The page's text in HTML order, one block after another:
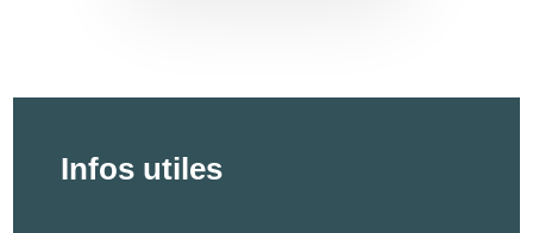
Infos utiles